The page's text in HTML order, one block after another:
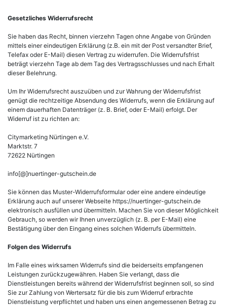
Gesetzliches Widerrufsrecht
Sie haben das Recht, binnen vierzehn Tagen ohne Angabe von Gründen
mittels einer eindeutigen Erklärung (z.B. ein mit der Post versandter Brief,
Telefax oder E-Mail) diesen Vertrag zu widerrufen. Die Widerrufsfrist
beträgt vierzehn Tage ab dem Tag des Vertragsschlusses und nach Erhalt
dieser Belehrung.
Um Ihr Widerrufsrecht auszuüben und zur Wahrung der Widerrufsfrist
genügt die rechtzeitige Absendung des Widerrufs, wenn die Erklärung auf
einem dauerhaften Datenträger (z. B. Brief, oder E-Mail) erfolgt. Der
Widerruf ist zu richten an:
Citymarketing Nürtingen e.V.
Marktstr. 7
72622 Nürtingen
info[@]nuertinger-gutschein.de
Sie können das Muster-Widerrufsformular oder eine andere eindeutige
Erklärung auch auf unserer Webseite https://nuertinger-gutschein.de
elektronisch ausfüllen und übermitteln. Machen Sie von dieser Möglichkeit
Gebrauch, so werden wir Ihnen unverzüglich (z. B. per E-Mail) eine
Bestätigung über den Eingang eines solchen Widerrufs übermitteln.
Folgen des Widerrufs
Im Falle eines wirksamen Widerrufs sind die beiderseits empfangenen
Leistungen zurückzugewähren. Haben Sie verlangt, dass die
Dienstleistungen bereits während der Widerrufsfrist beginnen soll, so sind
Sie zur Zahlung von Wertersatz für die bis zum Widerruf erbrachte
Dienstleistung verpflichtet und haben uns einen angemessenen Betrag zu